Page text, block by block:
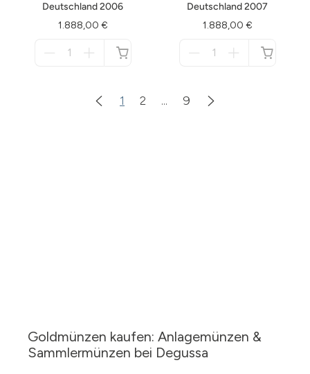
Deutschland 2006
1.888,00 €
Deutschland 2007
1.888,00 €
1 2 ... 9
Goldmünzen kaufen: Anlagemünzen &
Sammlermünzen bei Degussa